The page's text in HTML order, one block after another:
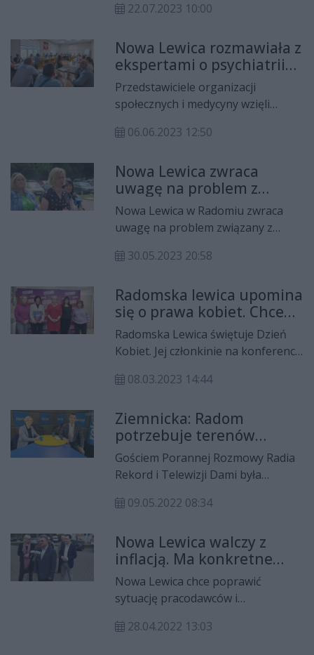
Lewicy oraz Dawid Nowak z Nowej
rozmawiał ze swoimi gośćmi m.in. o
sprawie pani Joanny z Krakowa,
programach wyborczych obydwu
partii i aktualnych sondażach.
22.07.2023 10:00
Nowa Lewica rozmawiała z
ekspertami o psychiatrii
dziecięcej
Przedstawiciele organizacji
społecznych i medycyny wzięli
spotkaniu poświęconym psychiatrii
Organizatorem była radomska
Nowa Lewica.
06.06.2023 12:50
Nowa Lewica zwraca
uwagę na problem z
psychiatrią dziecięcą
Nowa Lewica w Radomiu zwraca
uwagę na problem związany z
psychologicznej dla dzieci i
ugrupowania apelują do władz
miasta o podjęcie działań w sprawie
utworzenia oddziału lub szpitala
psychiatrycznego dla młodych
mieszkańców regionu
radomskiego.
30.05.2023 20:58
Radomska lewica upomina
się o prawa kobiet. Chce
utworzenia Rady Kobiet
Radomska Lewica świętuje Dzień
Kobiet. Jej członkinie na konferencji
większej uwagi na kwestie
także o utworzenie w Radomiu
Rady Kobiet.
08.03.2023 14:44
Ziemnicka: Radom
potrzebuje terenów
zielonych
Gościem Porannej Rozmowy Radia
Rekord i Telewizji Dami była
zarządu wojewódzkiego i
Rozmawiał Łukasz Kościelniak.
09.05.2022 08:34
Nowa Lewica walczy z
inflacją. Ma konkretne
propozycje
Nowa Lewica chce poprawić
sytuację pracodawców i
walczyć z inflacją. Członkowie
28.04.2022 13:03